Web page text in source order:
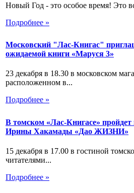
Новый Год - это особое время! Это
Подробнее »
Московский "Лас-Книгас"
ожидаемой книги «Маруся 3»
23 декабря в 18.30 в московском
расположенном в...
Подробнее »
В томском «Лас-Книгасе» пройдет
Ирины Хакамады «Дао ЖИЗНИ»
15 декабря в 17.00 в гостиной
читателями...
Подробнее »